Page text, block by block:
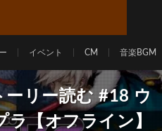
イベント CM 音楽BGM
ーリー読む #18 ウ
【オフライン】